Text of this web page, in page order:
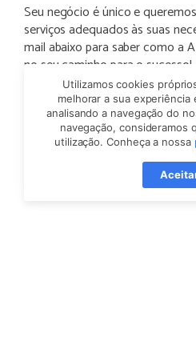
Seu negócio é único e
serviços adequados às suas
mail abaixo para saber como a
no seu caminho para o sucesso!
Ainda não está pronto para
Continue lendo para ver o final
reservou para o seu negócio!
Utilizamos cookies
melhorar a sua experiência
analisando a navegação do
navegação, consideramos
utilização. Conheça a nossa